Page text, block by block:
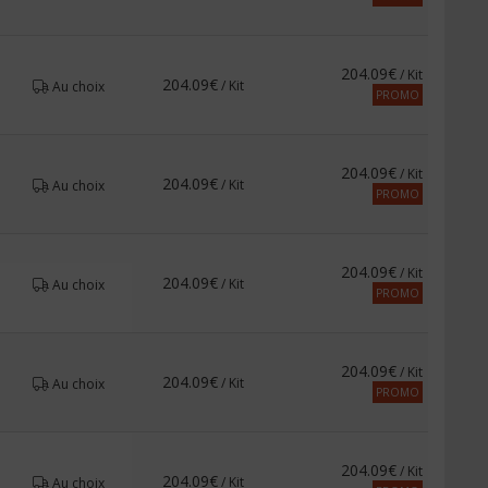
Au choix 204.09€/ Kit
204.09€/ Kit
PROMO
Au choix 204.09€/ Kit
204.09€/ Kit
PROMO
Au choix 204.09€/ Kit
204.09€/ Kit
PROMO
Au choix 204.09€/ Kit
204.09€/ Kit
PROMO
Au choix 204.09€/ Kit
204.09€/ Kit